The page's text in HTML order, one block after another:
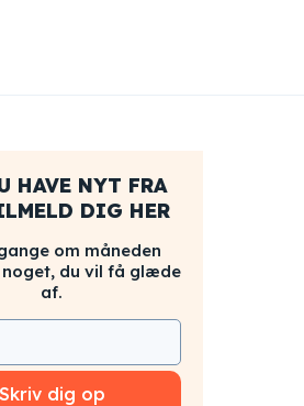
HAVE NYT FRA
DIG HER
om måneden
noget, du vil få glæde
af.
Skriv dig op